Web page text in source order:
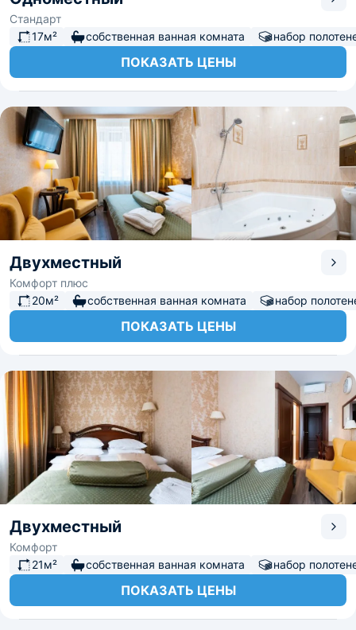
Стандарт
17м²
собственная ванная комната набор
ПОКАЗАТЬ ЦЕНЫ
Двухместный
Комфорт плюс
20м²
собственная ванная комната набор
ПОКАЗАТЬ ЦЕНЫ
Двухместный
Комфорт
21м²
собственная ванная комната набор
ПОКАЗАТЬ ЦЕНЫ